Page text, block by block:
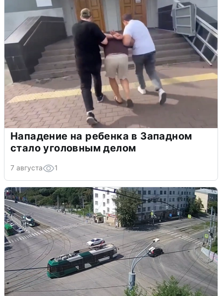
Нападение на ребенка в Западном
стало уголовным делом
7 августа 1